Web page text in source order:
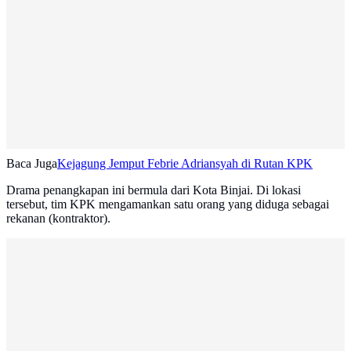
Baca JugaKejagung Jemput Febrie Adriansyah di Rutan KPK
Drama penangkapan ini bermula dari Kota Binjai. Di lokasi
tersebut, tim KPK mengamankan satu orang yang diduga sebagai
rekanan (kontraktor).